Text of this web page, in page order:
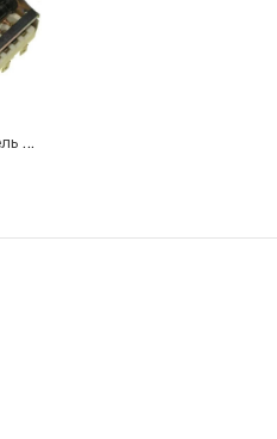
П
ереключатель ПМ7 конф. (Электра/НВ)